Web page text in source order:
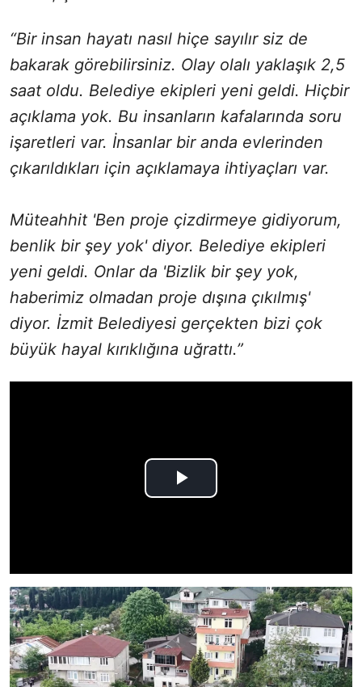
“Bir insan hayatı nasıl hiçe sayılır siz de
bakarak görebilirsiniz. Olay olalı yaklaşık 2,5
saat oldu. Belediye ekipleri yeni geldi. Hiçbir
açıklama yok. Bu insanların kafalarında soru
işaretleri var. İnsanlar bir anda evlerinden
çıkarıldıkları için açıklamaya ihtiyaçları var.
Müteahhit 'Ben proje çizdirmeye gidiyorum,
benlik bir şey yok' diyor. Belediye ekipleri
yeni geldi. Onlar da 'Bizlik bir şey yok,
haberimiz olmadan proje dışına çıkılmış'
diyor. İzmit Belediyesi gerçekten bizi çok
büyük hayal kırıklığına uğrattı.”